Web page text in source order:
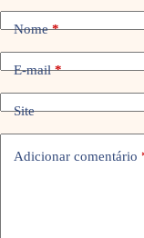
Nome*
E-mail*
Site
Adicionar comentário